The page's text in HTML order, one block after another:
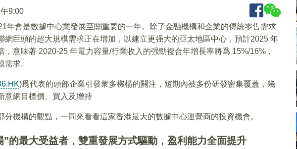
9:00
年會是數據中心業發展至關重要的一年。除了金融機構和企業的傳統零售需求
網巨頭的超大規模需求正在增加，以建立更强大的亞太地區中心，預計2025 年
，意味著 2020-25 年電力容量/行業收入的强勁複合年增長率將爲 15%/16%，
求。
)爲代表的頭部企業引發衆多機構的關注，短期內被多份研發密集覆蓋，幾
意網目標價、買入及增持
分機構的觀點，一同來看看這家香港最大的數據中心運營商的投資機會。
”的最大受益者，雙重發展方式驅動，盈利能力全面提升